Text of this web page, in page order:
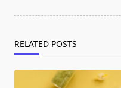
RELATED POSTS